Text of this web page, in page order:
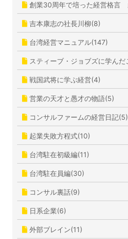
創業30周年で培った経営格言
吉本康志の社長川柳(8)
台湾経営マニュアル(147)
スティーブ・ジョブズに学んだ
戦国武将に学ぶ経営(4)
営業の天才と愚才の物語(5)
コンサルファームの経営日記(5)
起業失敗方程式(10)
台湾駐在初級編(11)
台湾駐在員編(30)
コンサル裏話(9)
日系企業(6)
外部ブレイン(11)